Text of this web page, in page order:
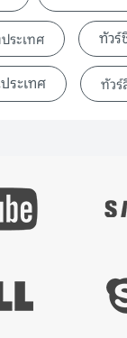
ระเทศ ทัวร์
ระเทศ ทัวร์